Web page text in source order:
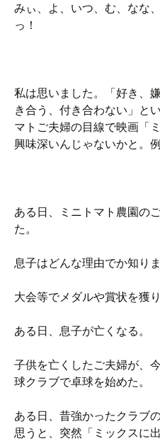
みぃ、よ、いつ、む、な
っ！
私は思いました。「好き、
き合う、付き合わない」と
マトご夫婦の目線で映画「
興味深いんじゃないかと。
ある日、ミニトマト農園の
た。
息子はどんな理由でか知り
大会等でメダルや賞状を獲
ある日、息子が亡くなる。
子供を亡くしたご夫婦が、
球クラブで卓球を始めた。
ある日、昔強かったクラブ
思うと、突然「ミックスに